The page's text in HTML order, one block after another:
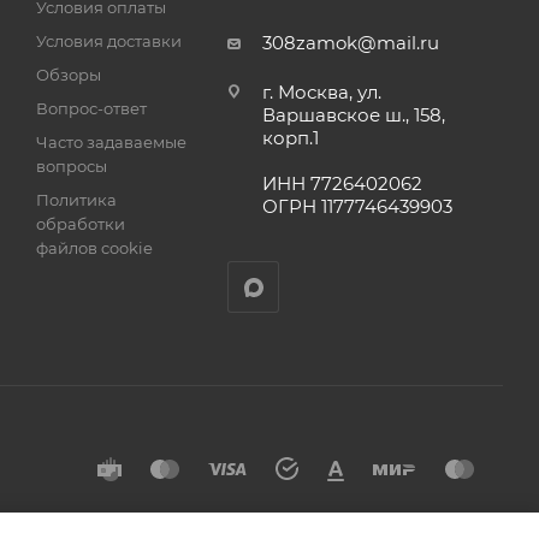
Условия оплаты
Условия доставки
Обзоры
Вопрос-ответ
Часто задаваемые
вопросы
Политика
обработки
файлов cookie
308zamok@mail.ru
г. Москва, ул.
Варшавское ш., 158,
корп.1
ИНН 7726402062
ОГРН 1177746439903